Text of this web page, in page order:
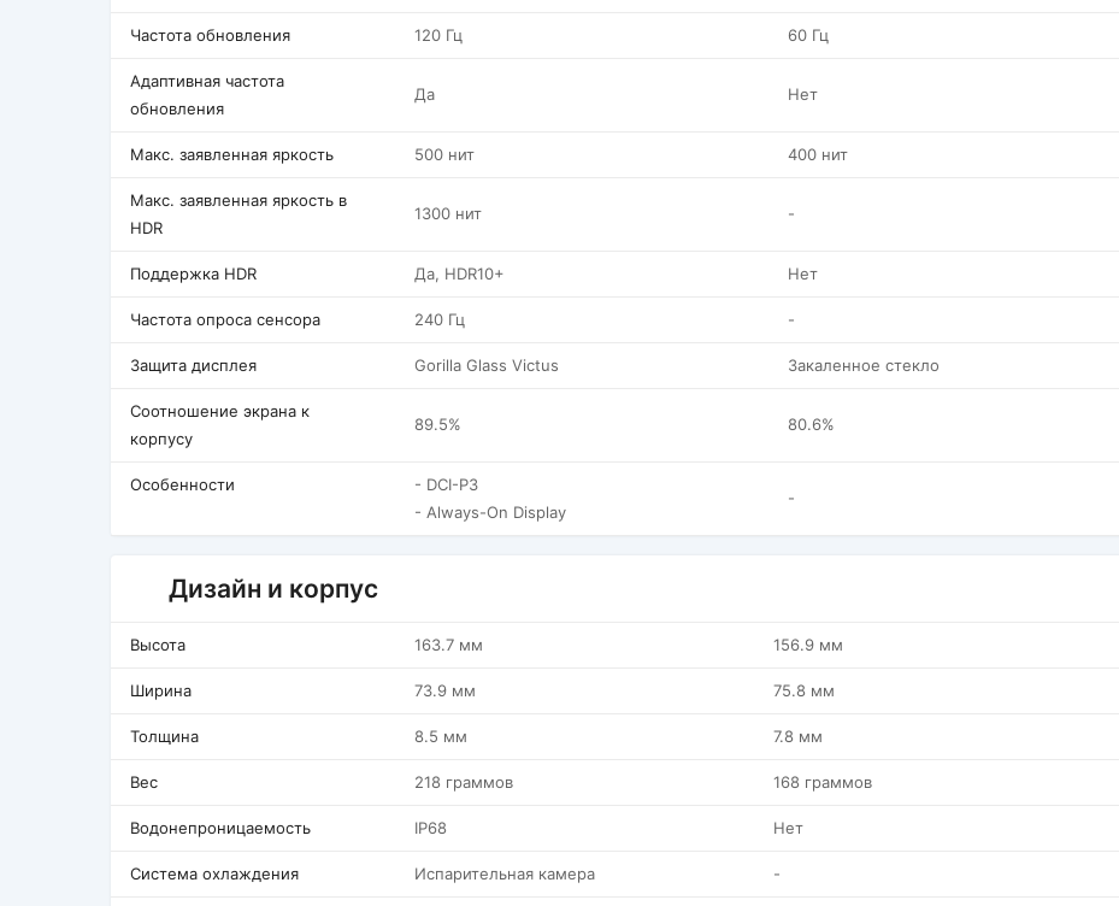
Частота обновления 120 Гц 60 Гц
Адаптивная частота
обновления
Да Нет
Макс. заявленная яркость 500 нит 400 нит
Макс. заявленная яркость в
HDR
1300 нит -
Поддержка HDR Да, HDR10+ Нет
Частота опроса сенсора 240 Гц -
Защита дисплея Gorilla Glass Victus Закаленное стекло
Соотношение экрана к
корпусу
89.5% 80.6%
Особенности
- DCI-P3
- Always-On Display
-
Дизайн и корпус
Высота 163.7 мм 156.9 мм
Ширина 73.9 мм 75.8 мм
Толщина 8.5 мм 7.8 мм
Вес 218 граммов 168 граммов
Водонепроницаемость IP68 Нет
Система охлаждения Испарительная камера -